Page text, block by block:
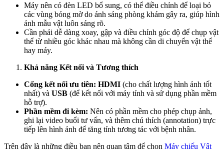
Máy nên có đèn LED bổ sung, có thể điều chỉnh để loại bỏ
các vùng bóng mờ do ánh sáng phòng khám gây ra, giúp hình
ảnh mẫu vật luôn sáng rõ.
Cần phải dễ dàng xoay, gập và điều chỉnh góc độ để chụp vật
thể từ nhiều góc khác nhau mà không cần di chuyển vật thể
hay máy.
Khả năng Kết nối và Tương thích
Cổng kết nối ưu tiên: HDMI (cho chất lượng hình ảnh tốt
nhất) và USB (để kết nối với máy tính và sử dụng phần mềm
hỗ trợ).
Phần mềm đi kèm: Nên có phần mềm cho phép chụp ảnh,
ghi lại video buổi tư vấn, và thêm chú thích (annotation) trực
tiếp lên hình ảnh để tăng tính tương tác với bệnh nhân.
Trên đây là những điều bạn nên quan tâm để chọn Máy chiếu Vật